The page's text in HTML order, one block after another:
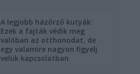
A legjobb házőrző kutyák:
Ezek a fajták védik meg
valóban az otthonodat, de
egy valamire nagyon figyelj
velük kapcsolatban